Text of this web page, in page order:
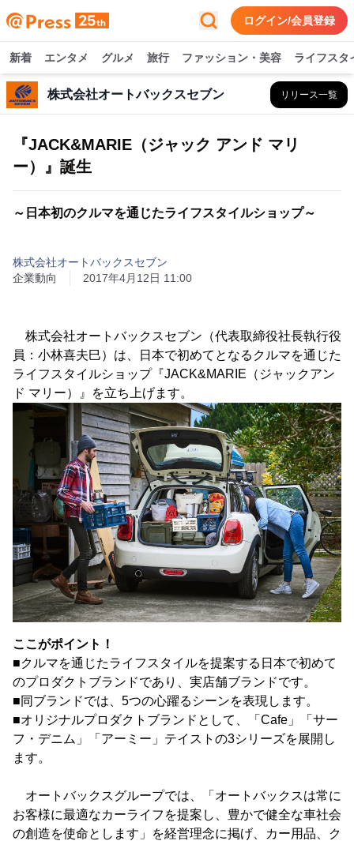
ログイン/会員登録
新着 エンタメ グルメ 旅行 ファッション・美容 ライフスタ
株式会社オートバックスセブン リリース一覧
『JACK&MARIE（ジャック アンド マリ
ー）』誕生
～日本初のクルマを通じたライフスタイルショップ～
株式会社オートバックスセブン
企業動向
2017年4月12日 11:00
株式会社オートバックスセブン（代表取締役社長執行役
員：小林喜夫巳）は、日本で初めてとなるクルマを通じた
ライフスタイルショップ『JACK&MARIE（ジャックアン
ド マリー）』を立ち上げます。
ここがポイント！
■クルマを通じたライフスタイルを提案する日本で初めて
のプロダクトブランドであり、実店舗ブランドです。
■同ブランドでは、5つの心躍るシーンを表現します。
■オリジナルプロダクトブランドとして、「Cafe」「サー
フ・デニム」「アーミー」テイストの3シリーズを展開し
ます。
オートバックスグループでは、「オートバックスは常に
お客様に最適なカーライフを提案し、豊かで健全な車社会
の創造を使命とします」を経営理念に掲げ、カー用品、ク